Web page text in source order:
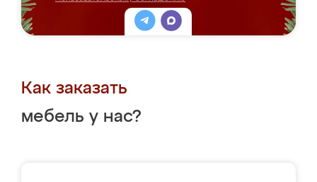
Как заказать
мебель у нас?